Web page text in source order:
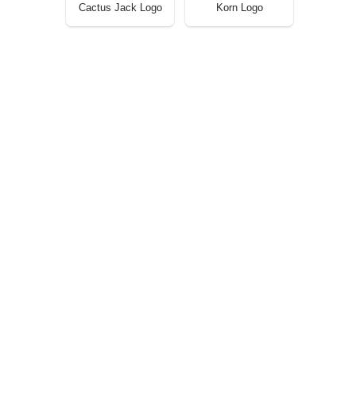
Cactus Jack Logo Korn Logo